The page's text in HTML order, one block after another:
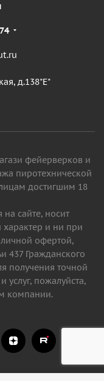
д.138"Е"
фейерверков и
пиротехнической
достигшим 18
сайте, носит
и ни при
офертой,
437 Гражданского
получения точной
пожалуйста,
компании.